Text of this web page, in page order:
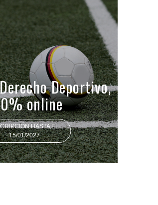
Deportivo,
online
HASTA EL
15/01/2027